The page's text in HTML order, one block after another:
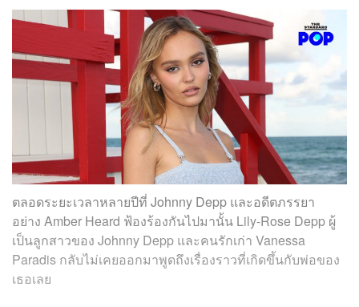
ตลอดระยะเวลาหลายปีที่ Johnny Depp และอดีตภรรยา
อย่าง Amber Heard ฟ้องร้องกันไปมานั้น Lily-Rose Depp ผู้
เป็นลูกสาวของ Johnny Depp และคนรักเก่า Vanessa
Paradis กลับไม่เคยออกมาพูดถึงเรื่องราวที่เกิดขึ้นกับพ่อของ
เธอเลย